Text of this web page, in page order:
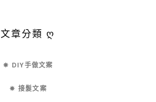
文章分類 ღ
✵ DIY手做文案
✵ 接髮文案